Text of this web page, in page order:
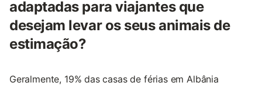
adaptadas para viajantes que
desejam levar os seus animais de
estimação?
Geralmente, 19% das casas de férias em Albânia